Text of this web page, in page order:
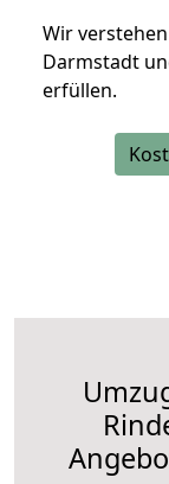
Wir
Darmstadt
erfüllen.